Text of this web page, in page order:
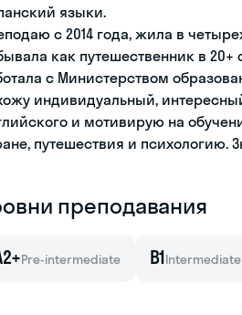
языки.
с 2014 года, жила в
как путешественник в
с Министерством
индивидуальный,
и мотивирую на
путешествия и психологию.
преподавания
Pre-intermediate B1Intermediate